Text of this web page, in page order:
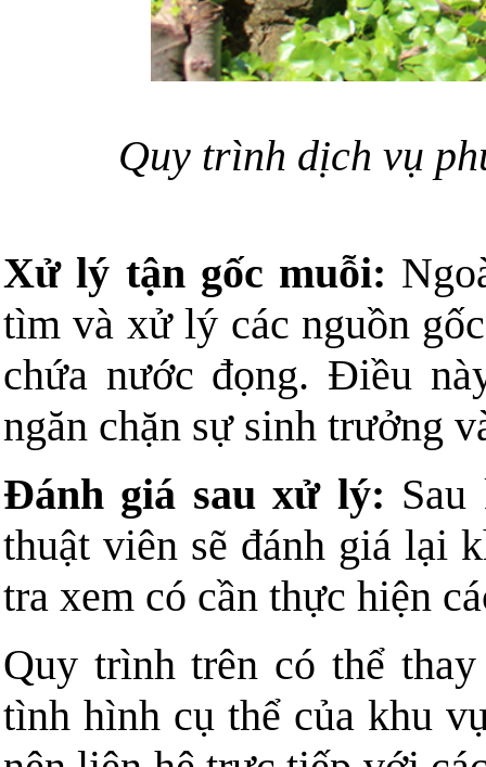
Quy trình dịch vụ
Xử lý tận gốc muỗi:
tìm và xử lý các nguồn
chứa nước đọng. Điều
ngăn chặn sự sinh trưởng
Đánh giá sau xử lý:
thuật viên sẽ đánh giá lại
tra xem có cần thực hiện
Quy trình trên có thể
tình hình cụ thể của khu